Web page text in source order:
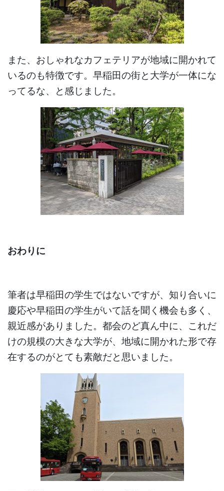
また、おしゃれなカフェテリアが地域に開かれて
いるのも特徴です。早稲田の街と大学が一体にな
ってるな、と感じました。
おわりに
筆者は早稲田の学生ではないですが、知り合いに
慶応や早稲田の学生がいて話を聞く機会も多く、
親近感がありました。都会のど真ん中に、これだ
けの規模の大きな大学が、地域に開かれた形で存
在するのがとても素敵だと思いました。